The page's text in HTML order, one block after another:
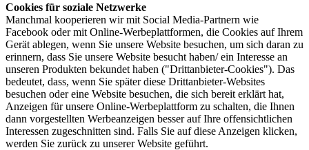
Cookies für soziale Netzwerke
Manchmal kooperieren wir mit Social Media-Partnern wie
Facebook oder mit Online-Werbeplattformen, die Cookies auf Ihrem
Gerät ablegen, wenn Sie unsere Website besuchen, um sich daran zu
erinnern, dass Sie unsere Website besucht haben/ ein Interesse an
unseren Produkten bekundet haben ("Drittanbieter-Cookies"). Das
bedeutet, dass, wenn Sie später diese Drittanbieter-Websites
besuchen oder eine Website besuchen, die sich bereit erklärt hat,
Anzeigen für unsere Online-Werbeplattform zu schalten, die Ihnen
dann vorgestellten Werbeanzeigen besser auf Ihre offensichtlichen
Interessen zugeschnitten sind. Falls Sie auf diese Anzeigen klicken,
werden Sie zurück zu unserer Website geführt.